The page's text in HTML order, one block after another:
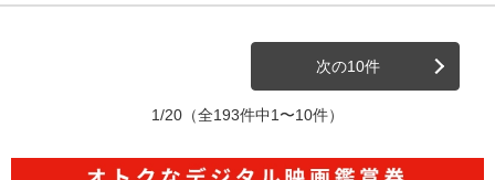
次の10件
1/20 （全193件中1〜10件）